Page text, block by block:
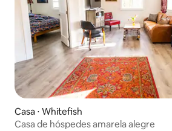
Casa ⋅ Whitefish
Casa de hóspedes amarela alegre